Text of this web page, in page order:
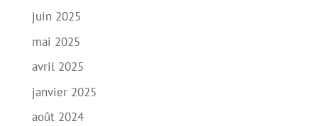
juin 2025
mai 2025
avril 2025
janvier 2025
août 2024